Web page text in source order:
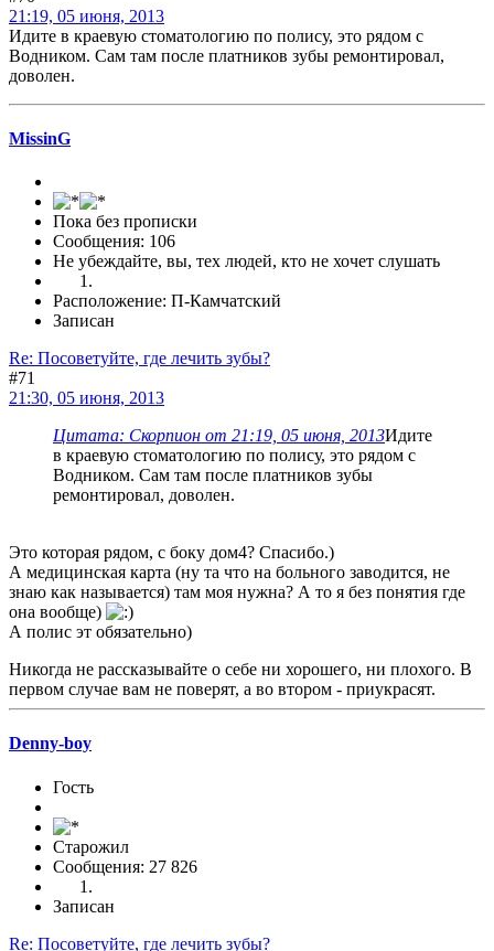
21:19, 05 июня, 2013
Идите в краевую стоматологию по полису, это рядом с
Водником. Сам там после платников зубы ремонтировал,
доволен.
MissinG
Пока без прописки
Сообщения: 106
Не убеждайте, вы, тех людей, кто не хочет слушать
Расположение: П-Камчатский
Записан
Re: Посоветуйте, где лечить зубы?
#71
21:30, 05 июня, 2013
Цитата: Скорпион от 21:19, 05 июня, 2013Идите
в краевую стоматологию по полису, это рядом с
Водником. Сам там после платников зубы
ремонтировал, доволен.
Это которая рядом, с боку дом4? Спасибо.)
А медицинская карта (ну та что на больного заводится, не
знаю как называется) там моя нужна? А то я без понятия где
она вообще)
А полис эт обязательно)
Никогда не рассказывайте о себе ни хорошего, ни плохого. В
первом случае вам не поверят, а во втором - приукрасят.
Denny-boy
Гость
Старожил
Сообщения: 27 826
Записан
Re: Посоветуйте, где лечить зубы?